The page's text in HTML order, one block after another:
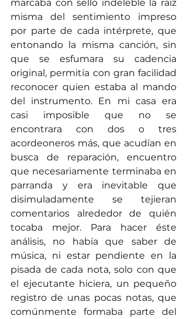
marcaba con sello indeleble la raíz
misma del sentimiento impreso
por parte de cada intérprete, que
entonando la misma canción, sin
que se esfumara su cadencia
original, permitía con gran facilidad
reconocer quien estaba al mando
del instrumento. En mi casa era
casi imposible que no se
encontrara con dos o tres
acordeoneros más, que acudían en
busca de reparación, encuentro
que necesariamente terminaba en
parranda y era inevitable que
disimuladamente se tejieran
comentarios alrededor de quién
tocaba mejor. Para hacer éste
análisis, no había que saber de
música, ni estar pendiente en la
pisada de cada nota, solo con que
el ejecutante hiciera, un pequeño
registro de unas pocas notas, que
comúnmente formaba parte del